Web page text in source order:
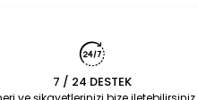
7 / 24 DESTEK